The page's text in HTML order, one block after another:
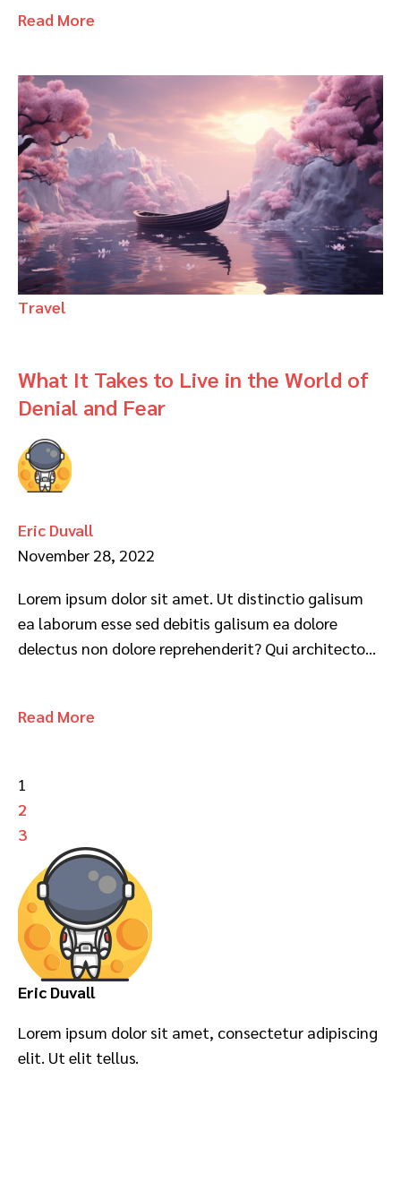
Read More
Travel
What It Takes to Live in the World of
Denial and Fear
Eric Duvall
November 28, 2022
Lorem ipsum dolor sit amet. Ut distinctio galisum
ea laborum esse sed debitis galisum ea dolore
delectus non dolore reprehenderit? Qui architecto…
Read More
1
2
3
Eric Duvall
Lorem ipsum dolor sit amet, consectetur adipiscing
elit. Ut elit tellus.